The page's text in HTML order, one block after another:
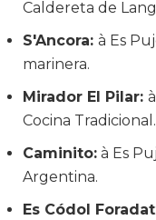
Caldereta de
S'Ancora: à Es
marinera.
Mirador El Pilar:
Cocina Tradicional.
Caminito: à Es
Argentina.
Es Códol Foradat